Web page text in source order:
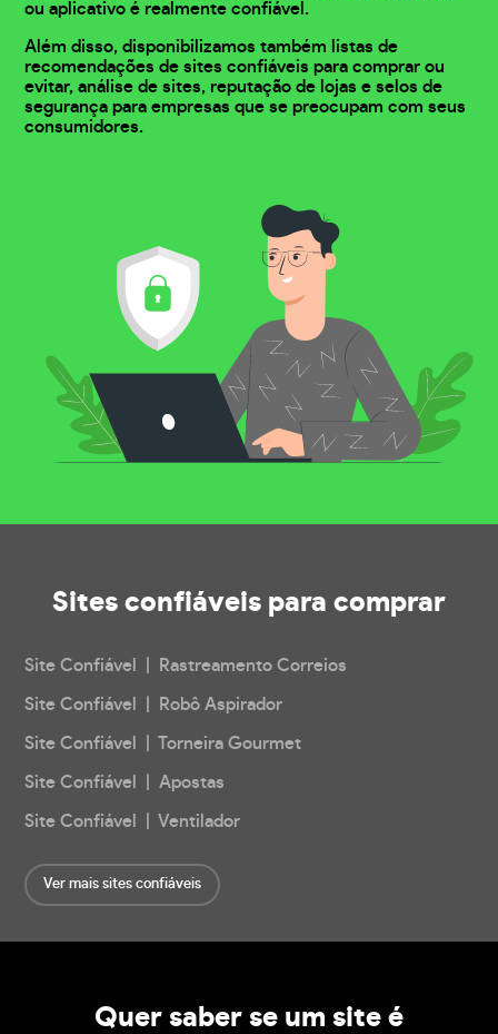
ou aplicativo é realmente confiável.
Além disso, disponibilizamos também listas de
recomendações de sites confiáveis para comprar ou
evitar, análise de sites, reputação de lojas e selos de
segurança para empresas que se preocupam com seus
consumidores.
Sites confiáveis para comprar
Site Confiável | Rastreamento Correios
Site Confiável | Robô Aspirador
Site Confiável | Torneira Gourmet
Site Confiável | Apostas
Site Confiável | Ventilador
Ver mais sites confiáveis
Quer saber se um site é